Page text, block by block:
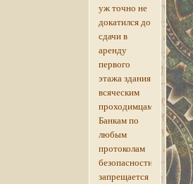
уж точно не
докатился до
сдачи в
аренду
первого
этажа здания
всяческим
проходимцам.
Банкам по
любым
протоколам
безопасности
запрещается